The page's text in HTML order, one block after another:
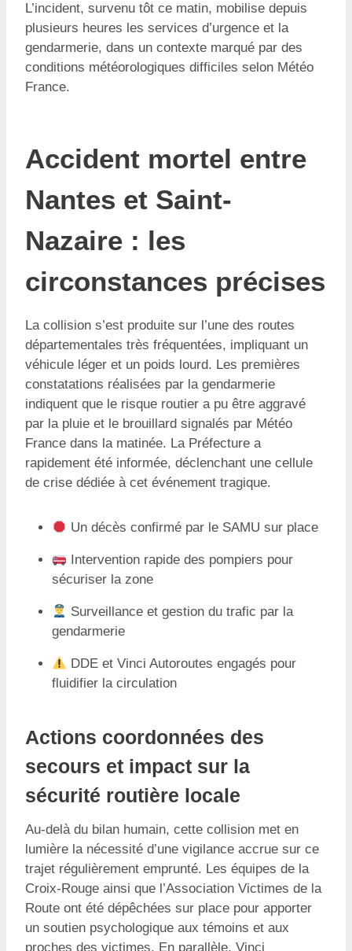
L’incident, survenu tôt ce matin, mobilise depuis
plusieurs heures les services d’urgence et la
gendarmerie, dans un contexte marqué par des
conditions météorologiques difficiles selon Météo
France.
Accident mortel entre
Nantes et Saint-
Nazaire : les
circonstances précises
La collision s’est produite sur l’une des routes
départementales très fréquentées, impliquant un
véhicule léger et un poids lourd. Les premières
constatations réalisées par la gendarmerie
indiquent que le risque routier a pu être aggravé
par la pluie et le brouillard signalés par Météo
France dans la matinée. La Préfecture a
rapidement été informée, déclenchant une cellule
de crise dédiée à cet événement tragique.
Un décès confirmé par le SAMU sur place
Intervention rapide des pompiers pour
sécuriser la zone
Surveillance et gestion du trafic par la
gendarmerie
DDE et Vinci Autoroutes engagés pour
fluidifier la circulation
Actions coordonnées des
secours et impact sur la
sécurité routière locale
Au-delà du bilan humain, cette collision met en
lumière la nécessité d’une vigilance accrue sur ce
trajet régulièrement emprunté. Les équipes de la
Croix-Rouge ainsi que l’Association Victimes de la
Route ont été dépêchées sur place pour apporter
un soutien psychologique aux témoins et aux
proches des victimes. En parallèle, Vinci